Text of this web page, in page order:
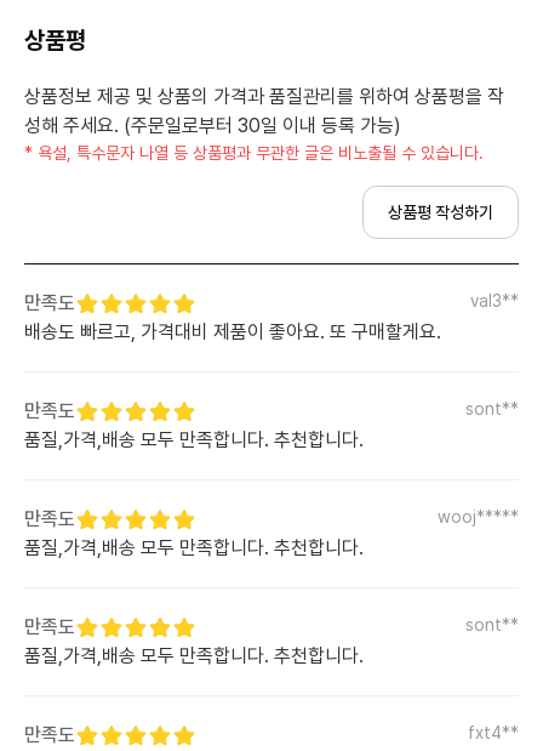
상품평
상품정보 제공 및 상품의 가격과 품질관리를 위하여 상품평을 작
성해 주세요. (주문일로부터 30일 이내 등록 가능)
* 욕설, 특수문자 나열 등 상품평과 무관한 글은 비노출될 수 있습니다.
상품평 작성하기
만족도
배송도 빠르고, 가격대비 제품이 좋아요. 또 구매할게요.
val3**
만족도
품질,가격,배송 모두 만족합니다. 추천합니다.
sont**
만족도
품질,가격,배송 모두 만족합니다. 추천합니다.
wooj*****
만족도
품질,가격,배송 모두 만족합니다. 추천합니다.
sont**
만족도
fxt4**